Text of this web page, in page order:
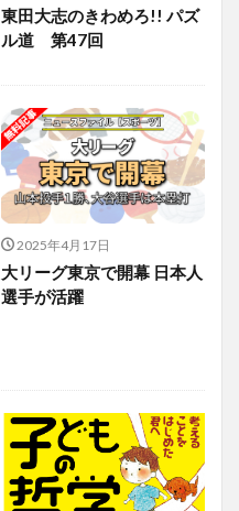
東田大志のきわめろ!! パズ
ル道 第47回
2025年4月17日
大リーグ東京で開幕 日本人
選手が活躍